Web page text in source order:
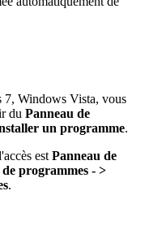
Windows Vista, vous
du Panneau de
un programme.
est Panneau de
programmes - >
.